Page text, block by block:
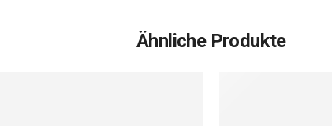
Ähnliche Produkte